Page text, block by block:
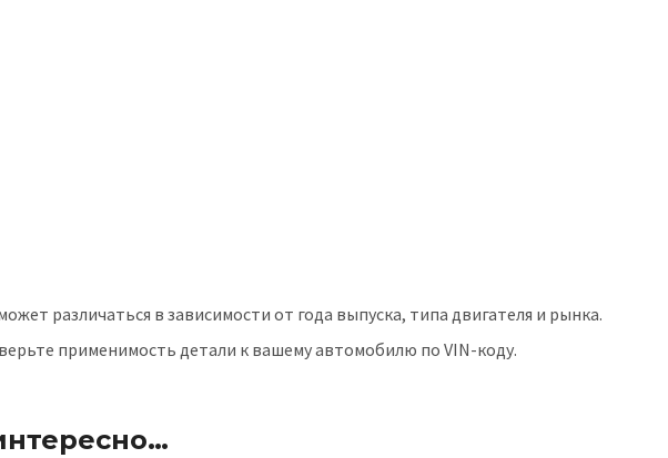
различаться в зависимости от года выпуска, типа двигателя и рынка.
применимость детали к вашему автомобилю по VIN-коду.